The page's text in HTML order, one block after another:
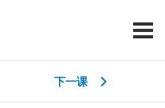
下一课